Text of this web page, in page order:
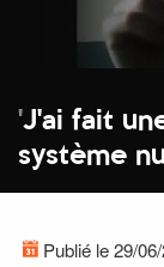
'J'ai fait
système
Publié le 29/